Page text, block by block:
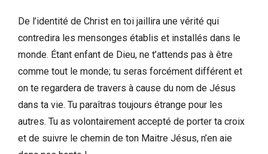
De l’identité de Christ en toi jaillira une vérité qui
contredira les mensonges établis et installés dans le
monde. Étant enfant de Dieu, ne t’attends pas à être
comme tout le monde; tu seras forcément différent et
on te regardera de travers à cause du nom de Jésus
dans ta vie. Tu paraîtras toujours étrange pour les
autres. Tu as volontairement accepté de porter ta croix
et de suivre le chemin de ton Maitre Jésus, n’en aie